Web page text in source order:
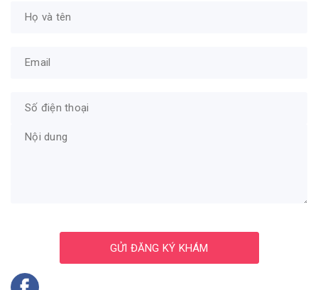
GỬI ĐĂNG KÝ KHÁM